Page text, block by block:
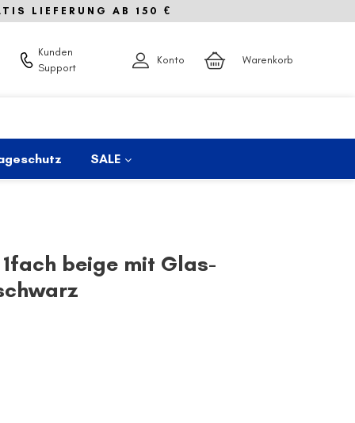
LIEFERUNG AB 150 €
Kunden
Support
Konto Warenkorb
SALE
beige mit Glas-